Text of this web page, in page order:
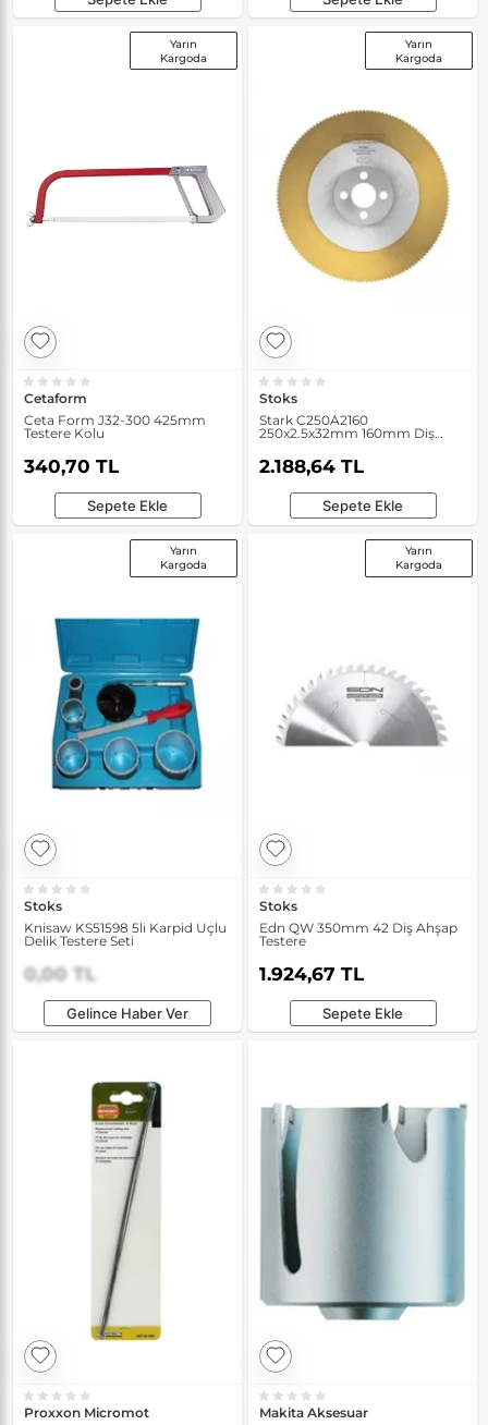
Yarın
Kargoda
Cetaform
Ceta Form J32-300 425mm
Testere Kolu
340,70 TL
Sepete Ekle
Yarın
Kargoda
Stoks
Stark C250A2160
250x2.5x32mm 160mm Diş
Testere
2.188,64 TL
Sepete Ekle
Yarın
Kargoda
Stoks
Knisaw KS51598 5li Karpid Uçlu
Delik Testere Seti
0,00 TL
Gelince Haber Ver
Yarın
Kargoda
Stoks
Edn QW 350mm 42 Diş Ahşap
Testere
1.924,67 TL
Sepete Ekle
Proxxon Micromot
Makita Aksesuar